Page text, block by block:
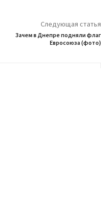
Следующая статья
Зачем в Днепре подняли флаг
Евросоюза (фото)